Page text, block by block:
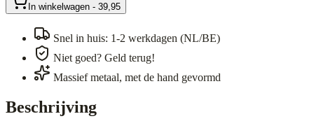
In winkelwagen - 39,95
Snel in huis: 1-2 werkdagen (NL/BE)
Niet goed? Geld terug!
Massief metaal, met de hand gevormd
Beschrijving